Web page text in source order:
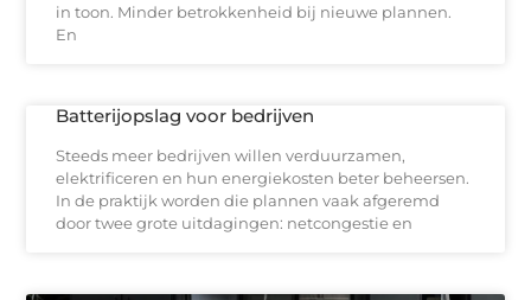
in toon. Minder betrokkenheid bij nieuwe plannen.
En
Batterijopslag voor bedrijven
Steeds meer bedrijven willen verduurzamen,
elektrificeren en hun energiekosten beter beheersen.
In de praktijk worden die plannen vaak afgeremd
door twee grote uitdagingen: netcongestie en